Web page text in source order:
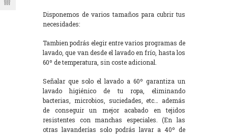
Disponemos de varios tamaños para cubrir tus
necesidades:
Tambien podrás elegir entre varios programas de
lavado, que van desde el lavado en frío, hasta los
60º de temperatura, sin coste adicional.
Señalar que solo el lavado a 60º garantiza un
lavado higiénico de tu ropa, eliminando
bacterias, microbios, suciedades, etc… además
de conseguir un mejor acabado en tejidos
resistentes con manchas especiales. (En las
otras lavanderías solo podrás lavar a 40º de